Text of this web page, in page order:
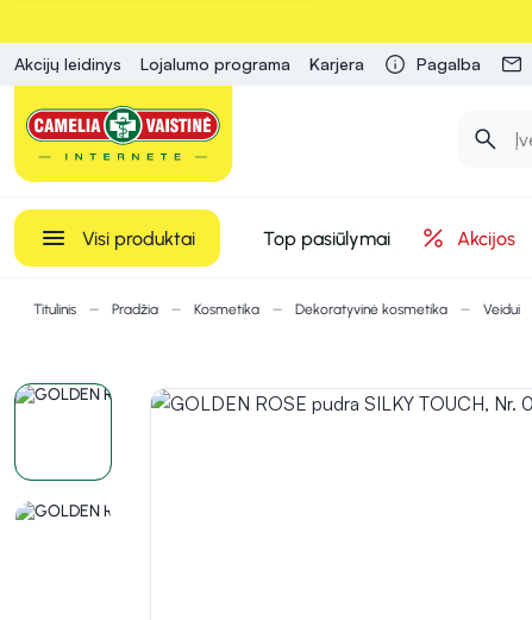
Akcijų leidinys Lojalumo programa Karjera Pagalba
Visi produktai Top pasiūlymai Akcijos
Titulinis Pradžia Kosmetika Dekoratyvinė kosmetika Veidui